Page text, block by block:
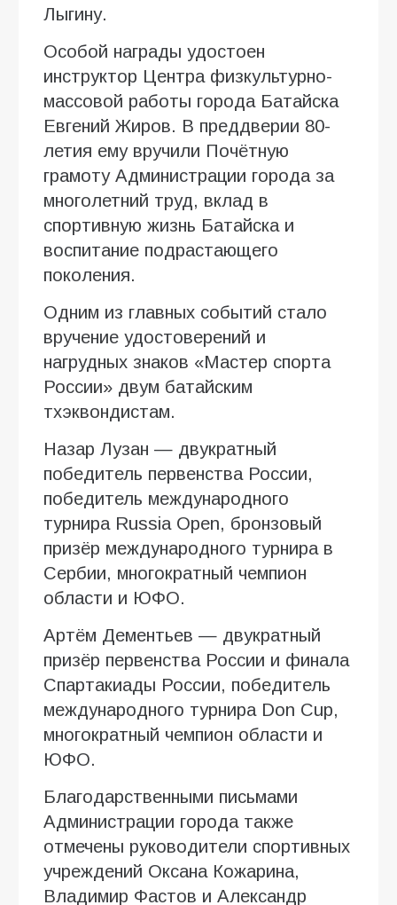
Лыгину.
Особой награды удостоен
инструктор Центра физкультурно-
массовой работы города Батайска
Евгений Жиров. В преддверии 80-
летия ему вручили Почётную
грамоту Администрации города за
многолетний труд, вклад в
спортивную жизнь Батайска и
воспитание подрастающего
поколения.
Одним из главных событий стало
вручение удостоверений и
нагрудных знаков «Мастер спорта
России» двум батайским
тхэквондистам.
Назар Лузан — двукратный
победитель первенства России,
победитель международного
турнира Russia Open, бронзовый
призёр международного турнира в
Сербии, многократный чемпион
области и ЮФО.
Артём Дементьев — двукратный
призёр первенства России и финала
Спартакиады России, победитель
международного турнира Don Cup,
многократный чемпион области и
ЮФО.
Благодарственными письмами
Администрации города также
отмечены руководители спортивных
учреждений Оксана Кожарина,
Владимир Фастов и Александр